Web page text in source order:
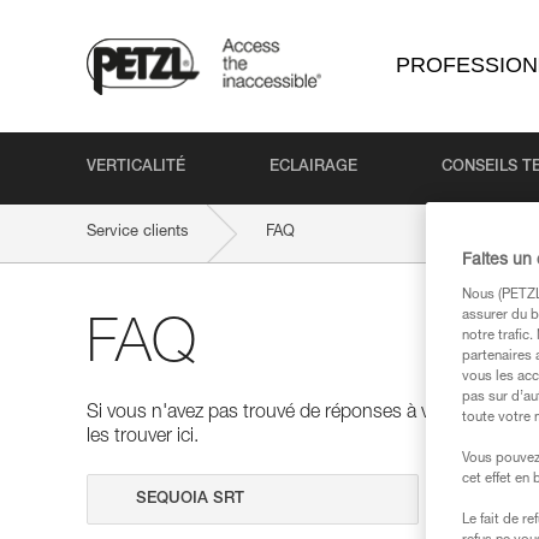
VERTICALITÉ ECLAIRAGE CONSEILS
Service clients FAQ
FAQ
Si vous n'avez pas trouvé de réponses à vos
les trouver ici.
Faites un
Nous
assurer du
notre trafic.
partenaires
vous les
pas sur
toute votre
Vous
cet effet en
Le fait de